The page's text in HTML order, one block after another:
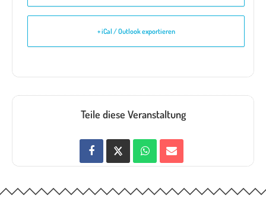
+ iCal / Outlook exportieren
Teile diese Veranstaltung